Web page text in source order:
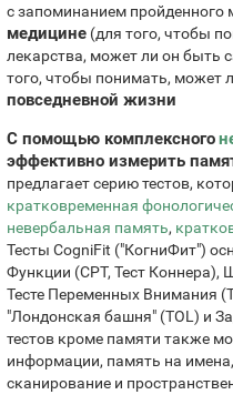
с запоминанием пройденного
медицине (для того, чтобы
лекарства, может ли он быть
того, чтобы понимать, может
повседневной жизни
С помощью комплексного
эффективно измерить
предлагает серию тестов,
кратковременная
невербальная память,
Тесты CogniFit ("КогниФит")
Функции (CPT, Тест Коннера),
Тесте Переменных Внимания
"Лондонская башня" (TOL) и
тестов кроме памяти также
информации, память на
сканирование и